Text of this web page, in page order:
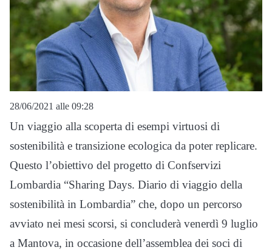
28/06/2021 alle 09:28
Un viaggio alla scoperta di esempi virtuosi di
sostenibilità e transizione ecologica da poter replicare.
Questo l’obiettivo del progetto di Confservizi
Lombardia “Sharing Days. Diario di viaggio della
sostenibilità in Lombardia” che, dopo un percorso
avviato nei mesi scorsi, si concluderà venerdì 9 luglio
a Mantova, in occasione dell’assemblea dei soci di